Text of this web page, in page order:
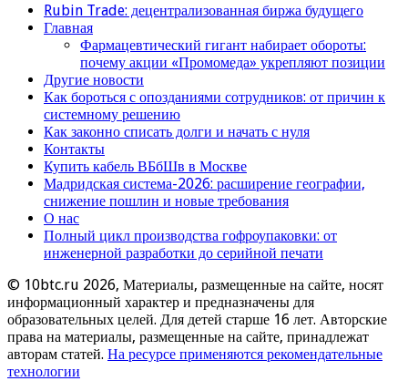
Rubin Trade: децентрализованная биржа будущего
Главная
Фармацевтический гигант набирает обороты:
почему акции «Промомеда» укрепляют позиции
Другие новости
Как бороться с опозданиями сотрудников: от причин к
системному решению
Как законно списать долги и начать с нуля
Контакты
Купить кабель ВБбШв в Москве
Мадридская система-2026: расширение географии,
снижение пошлин и новые требования
О нас
Полный цикл производства гофроупаковки: от
инженерной разработки до серийной печати
© 10btc.ru 2026, Материалы, размещенные на сайте, носят
информационный характер и предназначены для
образовательных целей. Для детей старше 16 лет. Авторские
права на материалы, размещенные на сайте, принадлежат
авторам статей. На ресурсе применяются рекомендательные
технологии